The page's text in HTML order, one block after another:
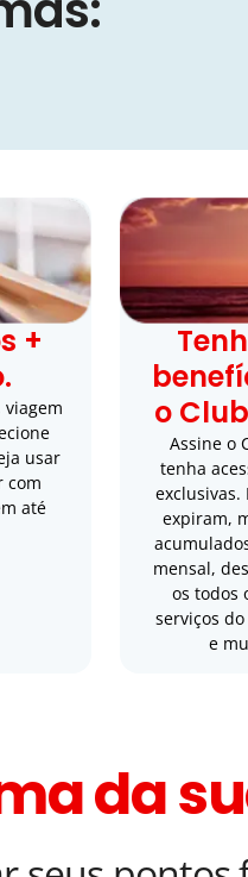
+
usar
com
até
o
Assine o
tenha
exclusivas.
expiram,
mensal,
os todos
serviços
e
da